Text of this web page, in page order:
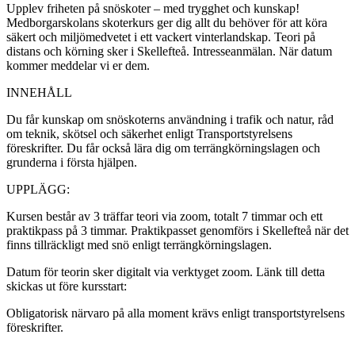
Upplev friheten på snöskoter – med trygghet och kunskap!
Medborgarskolans skoterkurs ger dig allt du behöver för att köra
säkert och miljömedvetet i ett vackert vinterlandskap. Teori på
distans och körning sker i Skellefteå. Intresseanmälan. När datum
kommer meddelar vi er dem.
INNEHÅLL
Du får kunskap om snöskoterns användning i trafik och natur, råd
om teknik, skötsel och säkerhet enligt Transportstyrelsens
föreskrifter. Du får också lära dig om terrängkörningslagen och
grunderna i första hjälpen.
UPPLÄGG:
Kursen består av 3 träffar teori via zoom, totalt 7 timmar och ett
praktikpass på 3 timmar. Praktikpasset genomförs i Skellefteå när det
finns tillräckligt med snö enligt terrängkörningslagen.
Datum för teorin sker digitalt via verktyget zoom. Länk till detta
skickas ut före kursstart:
Obligatorisk närvaro på alla moment krävs enligt transportstyrelsens
föreskrifter.